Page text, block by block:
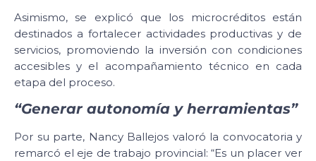
Asimismo, se explicó que los microcréditos están
destinados a fortalecer actividades productivas y de
servicios, promoviendo la inversión con condiciones
accesibles y el acompañamiento técnico en cada
etapa del proceso.
“Generar autonomía y herramientas”
Por su parte, Nancy Ballejos valoró la convocatoria y
remarcó el eje de trabajo provincial: “Es un placer ver